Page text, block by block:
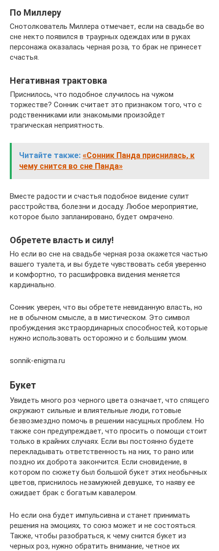
По Миллеру
Снотолкователь Миллера отмечает, если на свадьбе во
сне некто появился в траурных одеждах или в руках
персонажа оказалась черная роза, то брак не принесет
счастья.
Негативная трактовка
Приснилось, что подобное случилось на чужом
торжестве? Сонник считает это признаком того, что с
родственниками или знакомыми произойдет
трагическая неприятность.
Читайте также: «Сонник Панда приснилась, к
чему снится во сне Панда»
Вместе радости и счастья подобное видение сулит
расстройства, болезни и досаду. Любое мероприятие,
которое было запланировано, будет омрачено.
Обретете власть и силу!
Но если во сне на свадьбе черная роза окажется частью
вашего туалета, и вы будете чувствовать себя уверенно
и комфортно, то расшифровка видения меняется
кардинально.
Сонник уверен, что вы обретете невиданную власть, но
не в обычном смысле, а в мистическом. Это символ
пробуждения экстраординарных способностей, которые
нужно использовать осторожно и с большим умом.
sonnik-enigma.ru
Букет
Увидеть много роз черного цвета означает, что спящего
окружают сильные и влиятельные люди, готовые
безвозмездно помочь в решении насущных проблем. Но
также сон предупреждает, что просить о помощи стоит
только в крайних случаях. Если вы постоянно будете
перекладывать ответственность на них, то рано или
поздно их доброта закончится. Если сновидение, в
котором по сюжету был большой букет этих необычных
цветов, приснилось незамужней девушке, то наяву ее
ожидает брак с богатым кавалером.
Но если она будет импульсивна и станет принимать
решения на эмоциях, то союз может и не состояться.
Также, чтобы разобраться, к чему снится букет из
черных роз, нужно обратить внимание, четное их